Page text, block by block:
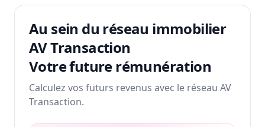
Au sein du réseau immobilier
AV Transaction
Votre future rémunération
Calculez vos futurs revenus avec le réseau AV
Transaction.